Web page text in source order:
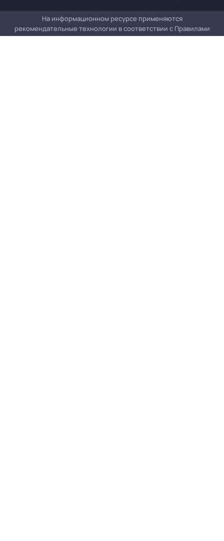
На информационном ресурсе применяются
рекомендательные технологии в соответствии с Правилами